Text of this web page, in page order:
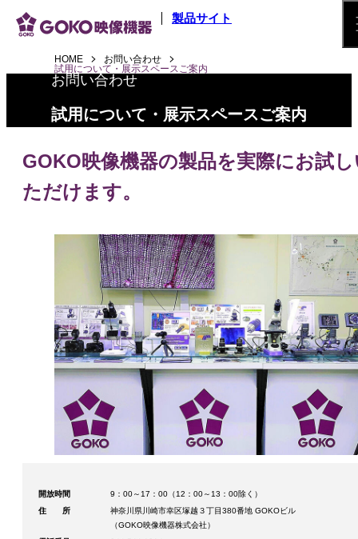
メインコンテンツへスキップ 製品サイト
HOME
お問い合わせ
試用について・展示スペースご案内
お問い合わせ
試用について・展示スペースご案内
GOKO映像機器の製品を実際にお試
ただけます。
開放時間
9：00～17：00（12：00～13：00除く）
住所
神奈川県川崎市幸区塚越３丁目380番地 GOKOビル
（GOKO映像機器株式会社）